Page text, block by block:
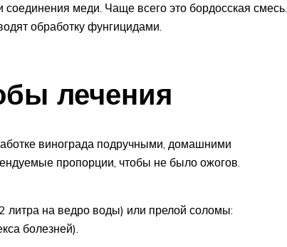
меди. Чаще всего это бордосская смесь.
обработку фунгицидами.
лечения
винограда подручными, домашними
пропорции, чтобы не было ожогов.
литра на ведро воды) или прелой соломы:
болезней).